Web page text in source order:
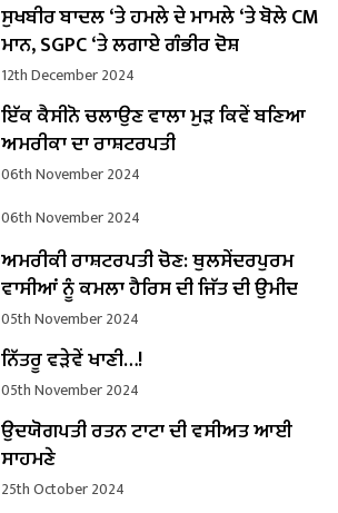
ਸੁਖਬੀਰ ਬਾਦਲ ‘ਤੇ ਹਮਲੇ ਦੇ ਮਾਮਲੇ ‘ਤੇ ਬੋਲੇ ​​CM
ਮਾਨ, SGPC ‘ਤੇ ਲਗਾਏ ਗੰਭੀਰ ਦੋਸ਼
12th December 2024
ਇੱਕ ਕੈਸੀਨੋ ਚਲਾਉਣ ਵਾਲਾ ਮੁੜ ਕਿਵੇਂ ਬਣਿਆ
ਅਮਰੀਕਾ ਦਾ ਰਾਸ਼ਟਰਪਤੀ
06th November 2024
06th November 2024
ਅਮਰੀਕੀ ਰਾਸ਼ਟਰਪਤੀ ਚੋਣ: ਥੁਲਸੇਂਦਰਪੁਰਮ
ਵਾਸੀਆਂ ਨੂੰ ਕਮਲਾ ਹੈਰਿਸ ਦੀ ਜਿੱਤ ਦੀ ਉਮੀਦ
05th November 2024
ਨਿੱਤਰੂ ਵੜੇਵੇਂ ਖਾਣੀ…!
05th November 2024
ਉਦਯੋਗਪਤੀ ਰਤਨ ਟਾਟਾ ਦੀ ਵਸੀਅਤ ਆਈ
ਸਾਹਮਣੇ
25th October 2024